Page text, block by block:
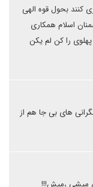
کنند بحول قوه الهی
اسلام همکاری
پهلوی را کن لم یکن
های بی جا هم از
میشی ،میش!!!